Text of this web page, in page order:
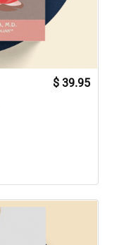
$ 39.95